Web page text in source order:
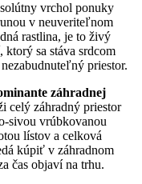
vrchol ponuky
v neuveriteľnom
rastlina, je to živý
sa stáva srdcom
priestor.
záhradnej
záhradný priestor
sivou vrúbkovanou
lístov a celková
kúpiť v záhradnom
čas objaví na trhu.